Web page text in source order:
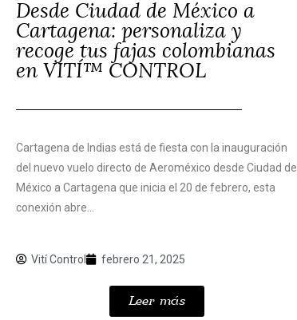
Desde Ciudad de México a
Cartagena: personaliza y
recoge tus fajas colombianas
en VITÍ™ CONTROL
Cartagena de Indias está de fiesta con la inauguración
del nuevo vuelo directo de Aeroméxico desde Ciudad de
México a Cartagena que inicia el 20 de febrero, esta
conexión abre...
Vití Control febrero 21, 2025
Leer más